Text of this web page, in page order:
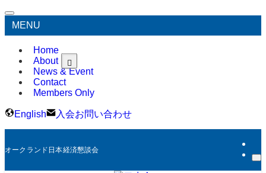
MENU
Home
About
News & Event
Contact
Members Only
English 入会お問い合わせ
オークランド日本経済懇談会